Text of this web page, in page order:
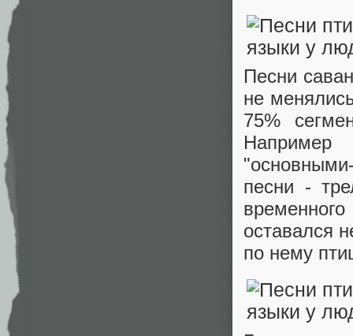
Песни
не
75%
песни -
оставался
по нему